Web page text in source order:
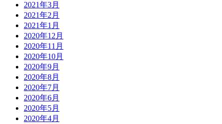
2021年3月
2021年2月
2021年1月
2020年12月
2020年11月
2020年10月
2020年9月
2020年8月
2020年7月
2020年6月
2020年5月
2020年4月